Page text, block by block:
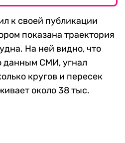
к своей публикации
показана траектория
На ней видно, что
данным СМИ, угнал
кругов и пересек
около 38 тыс.